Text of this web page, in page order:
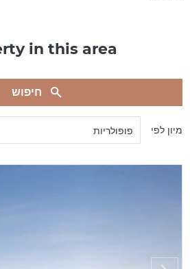
in this area
חיפוש
מיון לפי פופולריות